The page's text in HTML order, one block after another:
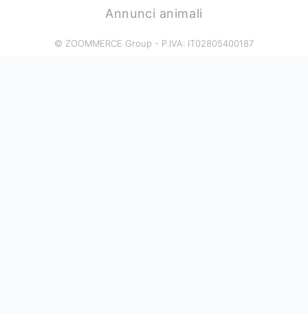
Annunci animali
© ZOOMMERCE Group - P.IVA: IT02805400187